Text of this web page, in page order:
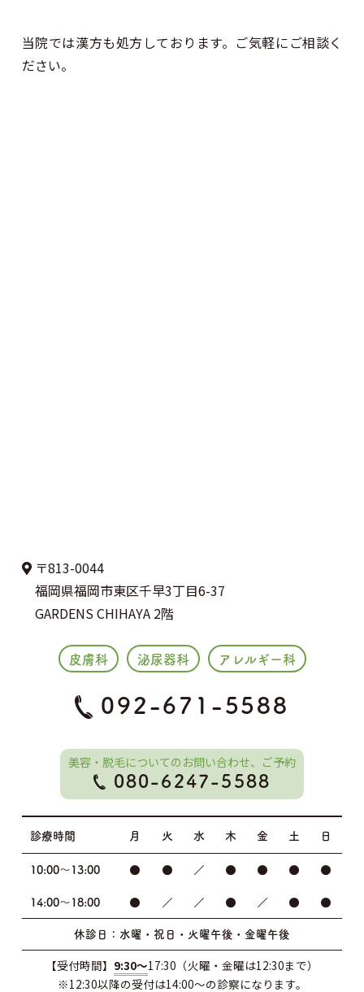
当院では漢方も処方しております。ご気軽にご相談く
ださい。
〒813-0044
福岡県福岡市東区千早3丁目6-37
GARDENS CHIHAYA 2階
皮膚科 泌尿器科 アレルギー科
092-671-5588
美容・脱毛についてのお問い合わせ、ご予約
080-6247-5588
診療時間 月 火 水 木 金 土 日
10:00～13:00 ● ● ／ ● ● ●
●
14:00～18:00
● ／ ／ ● ／ ●
●
休診日：水曜・祝日・火曜午後・金曜午後
【受付時間】 9:30～17:30（火曜・金曜は12:30まで）
※12:30以降の受付は14:00～の診察になります。